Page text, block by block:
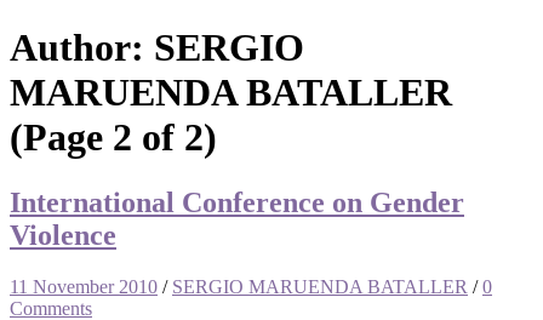
Author: SERGIO
MARUENDA BATALLER
(Page 2 of 2)
International Conference on Gender
Violence
11 November 2010 / SERGIO MARUENDA BATALLER /0
Comments